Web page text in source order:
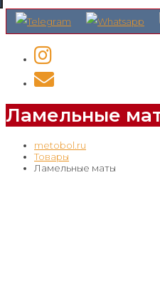
Ламельные
metobol.ru
Товары
Ламельные маты